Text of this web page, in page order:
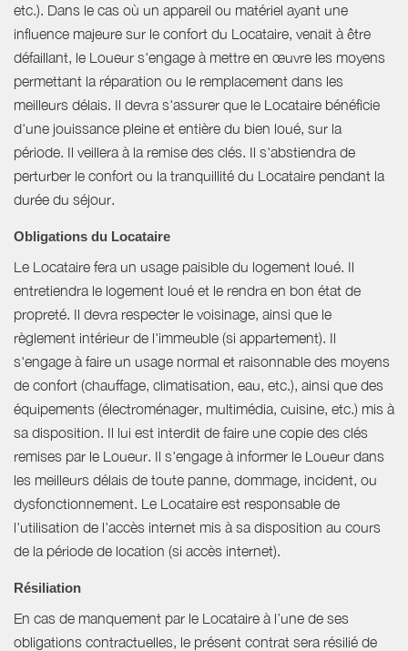
etc.). Dans le cas où un appareil ou matériel ayant une
influence majeure sur le confort du Locataire, venait à être
défaillant, le Loueur s'engage à mettre en œuvre les moyens
permettant la réparation ou le remplacement dans les
meilleurs délais. Il devra s'assurer que le Locataire bénéficie
d'une jouissance pleine et entière du bien loué, sur la
période. Il veillera à la remise des clés. Il s'abstiendra de
perturber le confort ou la tranquillité du Locataire pendant la
durée du séjour.
Obligations du Locataire
Le Locataire fera un usage paisible du logement loué. Il
entretiendra le logement loué et le rendra en bon état de
propreté. Il devra respecter le voisinage, ainsi que le
règlement intérieur de l'immeuble (si appartement). Il
s'engage à faire un usage normal et raisonnable des moyens
de confort (chauffage, climatisation, eau, etc.), ainsi que des
équipements (électroménager, multimédia, cuisine, etc.) mis à
sa disposition. Il lui est interdit de faire une copie des clés
remises par le Loueur. Il s'engage à informer le Loueur dans
les meilleurs délais de toute panne, dommage, incident, ou
dysfonctionnement. Le Locataire est responsable de
l'utilisation de l'accès internet mis à sa disposition au cours
de la période de location (si accès internet).
Résiliation
En cas de manquement par le Locataire à l’une de ses
obligations contractuelles, le présent contrat sera résilié de